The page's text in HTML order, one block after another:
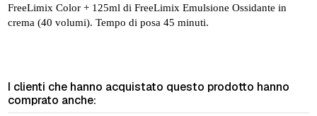
FreeLimix Color + 125ml di FreeLimix Emulsione Ossidante in
crema (40 volumi). Tempo di posa 45 minuti.
I clienti che hanno acquistato questo prodotto hanno
comprato anche: